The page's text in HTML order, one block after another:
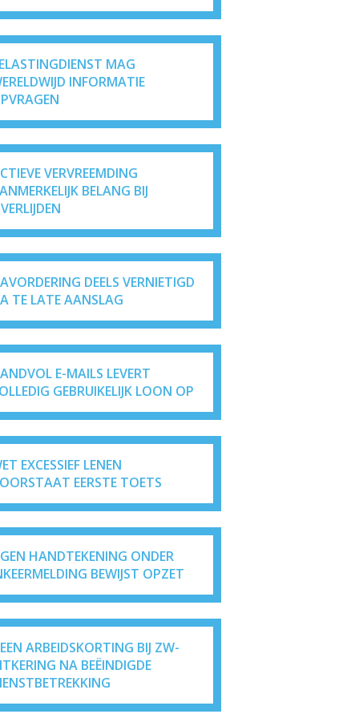
MAG
INFORMATIE
VERVREEMDING
BELANG BIJ
DEELS VERNIETIGD
TE LATE AANSLAG
E-MAILS LEVERT
GEBRUIKELIJK LOON OP
EXCESSIEF LENEN
EERSTE TOETS
HANDTEKENING ONDER
BEWIJST OPZET
ARBEIDSKORTING BIJ ZW-
NA BEËINDIGDE